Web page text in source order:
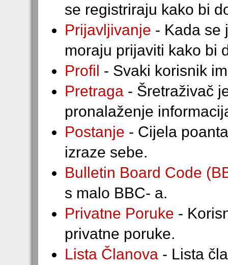
se registriraju kako bi
Prijavljivanje - Kada se
moraju prijaviti kako bi
Profil - Svaki korisnik
Pretraga - Šretraživač
pronalaženje
Postanje - Cijela
izraze sebe.
Bulletin Board Code
s malo BBC- a.
Privatne Poruke -
privatne poruke.
Lista Članova - Lista